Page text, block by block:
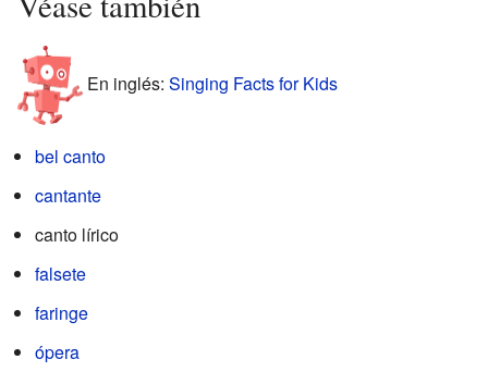
En inglés: Singing Facts for Kids
bel canto
cantante
canto lírico
falsete
faringe
ópera